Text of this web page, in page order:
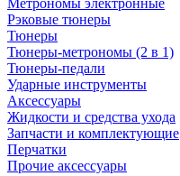
Метрономы электронные
Рэковые тюнеры
Тюнеры
Тюнеры-метрономы (2 в 1)
Тюнеры-педали
Ударные инструменты
Аксессуары
Жидкости и средства ухода
Запчасти и комплектующие
Перчатки
Прочие аксессуары